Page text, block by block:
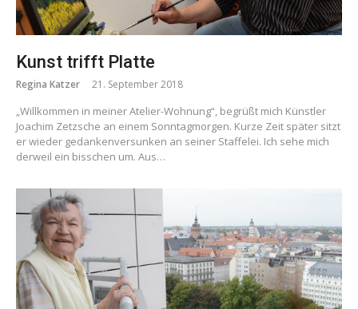
Kunst trifft Platte
Regina Katzer 21. September 2018
„Willkommen in meiner Atelier-Wohnung“, begrüßt mich Künstler
Joachim Zetzsche an einem Sonntagmorgen. Kurze Zeit später sitzt
er wieder gedankenversunken an seiner Staffelei. Ich sehe mich
derweil ein bisschen um. Aus…